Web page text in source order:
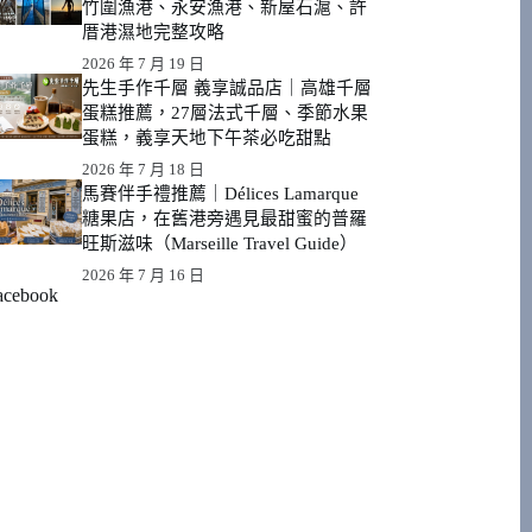
竹圍漁港、永安漁港、新屋石滬、許
厝港濕地完整攻略
2026 年 7 月 19 日
先生手作千層 義享誠品店｜高雄千層
蛋糕推薦，27層法式千層、季節水果
蛋糕，義享天地下午茶必吃甜點
2026 年 7 月 18 日
馬賽伴手禮推薦｜Délices Lamarque
糖果店，在舊港旁遇見最甜蜜的普羅
旺斯滋味（Marseille Travel Guide）
2026 年 7 月 16 日